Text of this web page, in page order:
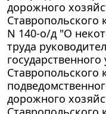
дорожного
Ставропольского
N 140-о/д "О
труда
Ставропольского
дорожного